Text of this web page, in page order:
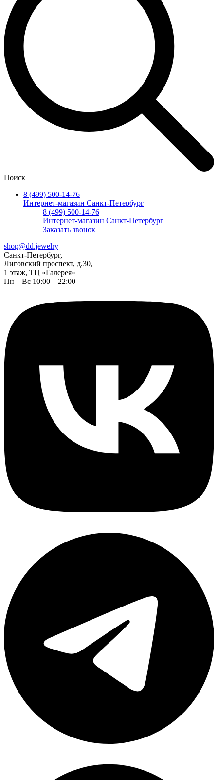
Поиск
8 (499) 500-14-76
Интернет-магазин Санкт-Петербург
8 (499) 500-14-76
Интернет-магазин Санкт-Петербург
Заказать звонок
shop@dd.jewelry
Санкт-Петербург,
Лиговский проспект, д.30,
1 этаж, ТЦ «Галерея»
Пн—Вс 10:00 – 22:00